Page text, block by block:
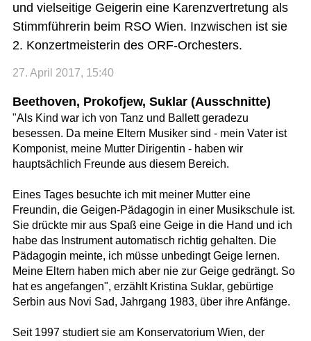
und vielseitige Geigerin eine Karenzvertretung als
Stimmführerin beim RSO Wien. Inzwischen ist sie
2. Konzertmeisterin des ORF-Orchesters.
27. April 2017, 15:40
Beethoven, Prokofjew, Suklar (Ausschnitte)
"Als Kind war ich von Tanz und Ballett geradezu
besessen. Da meine Eltern Musiker sind - mein Vater ist
Komponist, meine Mutter Dirigentin - haben wir
hauptsächlich Freunde aus diesem Bereich.
Eines Tages besuchte ich mit meiner Mutter eine
Freundin, die Geigen-Pädagogin in einer Musikschule ist.
Sie drückte mir aus Spaß eine Geige in die Hand und ich
habe das Instrument automatisch richtig gehalten. Die
Pädagogin meinte, ich müsse unbedingt Geige lernen.
Meine Eltern haben mich aber nie zur Geige gedrängt. So
hat es angefangen", erzählt Kristina Suklar, gebürtige
Serbin aus Novi Sad, Jahrgang 1983, über ihre Anfänge.
Seit 1997 studiert sie am Konservatorium Wien, der